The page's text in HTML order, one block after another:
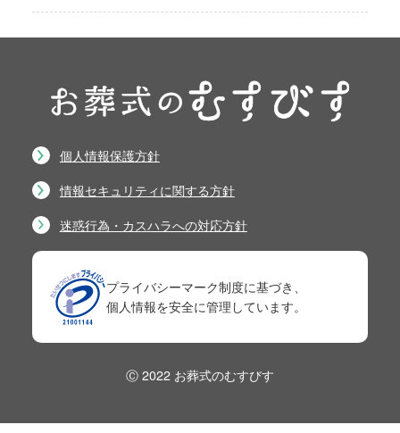
個人情報保護方針
情報セキュリティに関する方針
迷惑行為・カスハラへの対応方針
プライバシーマーク制度に基づき、
個人情報を安全に管理しています。
Ⓒ 2022 お葬式のむすびす